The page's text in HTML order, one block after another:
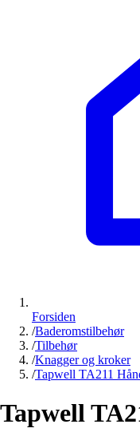
Forsiden
/Baderomstilbehør
/Tilbehør
/Knagger og kroker
/Tapwell TA211
Tapwell